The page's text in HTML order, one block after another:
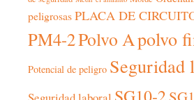
peligrosasPLACA DE
PM4-2Polvo Apolvo
Potencial de peligro Seguridad